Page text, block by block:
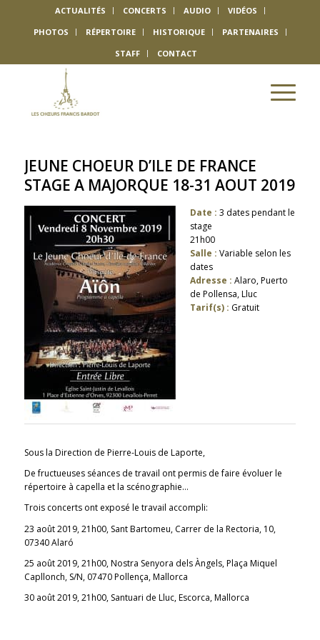
ACTUALITÉS CONCERTS AUDIO
VIDÉOS
PHOTOS
RÉPERTOIRE HISTORIQUE
PARTENAIRES
STAFF
CONTACT
JEUNE CHOEUR D’ILE DE FRANCE
STAGE A MAJORQUE 18-31 AOUT 2019
Date : 3 dates pendant le
stage
21h00
Salle : Variable selon les
dates
Adresse : Alaro, Puerto
de Pollensa, Lluc
Tarif(s) : Gratuit
Sous la Direction de Pierre-Louis de Laporte,
De fructueuses séances de travail ont permis de faire évoluer le
répertoire à capella et la scénographie…
Trois concerts ont exposé le travail accompli:
23 août 2019, 21h00, Sant Bartomeu, Carrer de la Rectoria, 10,
07340 Alaró
25 août 2019, 21h00, Nostra Senyora dels Àngels,Plaça Miquel
Capllonch, S/N, 07470 Pollença, Mallorca
30 août 2019, 21h00, Santuari de Lluc, Escorca, Mallorca